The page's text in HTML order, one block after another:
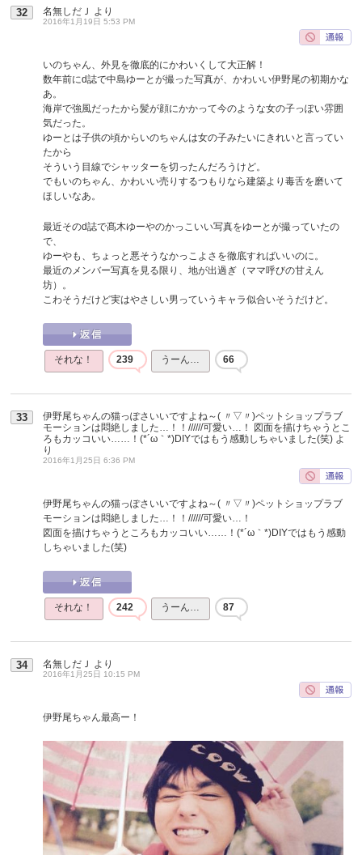
32 名無しだＪ より
2016年1月19日 5:53 PM
いのちゃん、外見を徹底的にかわいくして大正解！
数年前にd誌で中島ゆーとが撮った写真が、かわいい伊野尾の初期かな
あ。
海岸で強風だったから髪が顔にかかって今のような女の子っぽい雰囲
気だった。
ゆーとは子供の頃からいのちゃんは女の子みたいにきれいと言ってい
たから
そういう目線でシャッターを切ったんだろうけど。
でもいのちゃん、かわいい売りするつもりなら建築より毒舌を磨いて
ほしいなあ。
最近そのd誌で髙木ゆーやのかっこいい写真をゆーとが撮っていたの
で、
ゆーやも、ちょっと悪そうなかっこよさを徹底すればいいのに。
最近のメンバー写真を見る限り、地が出過ぎ（ママ呼びの甘えん
坊）。
こわそうだけど実はやさしい男っていうキャラ似合いそうだけど。
それな！ 239 うーん… 66
33
伊野尾ちゃんの猫っぽさいいですよね～( 〃▽〃)ペットショップラブ
モーションは悶絶しました…！！//////可愛い…！ 図面を描けちゃうとこ
ろもカッコいい……！(*´ω｀*)DIYではもう感動しちゃいました(笑) よ
り
2016年1月25日 6:36 PM
伊野尾ちゃんの猫っぽさいいですよね～( 〃▽〃)ペットショップラブ
モーションは悶絶しました…！！//////可愛い…！
図面を描けちゃうところもカッコいい……！(*´ω｀*)DIYではもう感動
しちゃいました(笑)
それな！ 242 うーん… 87
34 名無しだＪ より
2016年1月25日 10:15 PM
伊野尾ちゃん最高ー！